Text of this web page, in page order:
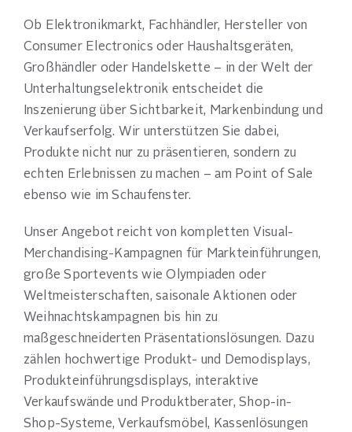
Ob Elektronikmarkt, Fachhändler, Hersteller von
Consumer Electronics oder Haushaltsgeräten,
Großhändler oder Handelskette – in der Welt der
Unterhaltungselektronik entscheidet die
Inszenierung über Sichtbarkeit, Markenbindung und
Verkaufserfolg. Wir unterstützen Sie dabei,
Produkte nicht nur zu präsentieren, sondern zu
echten Erlebnissen zu machen – am Point of Sale
ebenso wie im Schaufenster.
Unser Angebot reicht von kompletten Visual-
Merchandising-Kampagnen für Markteinführungen,
große Sportevents wie Olympiaden oder
Weltmeisterschaften, saisonale Aktionen oder
Weihnachtskampagnen bis hin zu
maßgeschneiderten Präsentationslösungen. Dazu
zählen hochwertige Produkt- und Demodisplays,
Produkteinführungsdisplays, interaktive
Verkaufswände und Produktberater, Shop-in-
Shop-Systeme, Verkaufsmöbel, Kassenlösungen